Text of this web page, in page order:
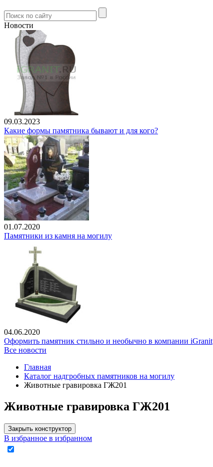
Новости
09.03.2023
Какие формы памятника бывают и для кого?
01.07.2020
Памятники из камня на могилу
04.06.2020
Оформить памятник стильно и необычно в компании iGranit
Все новости
Главная
Каталог надгробных памятников на могилу
Животные гравировка ГЖ201
Животные гравировка ГЖ201
Закрыть конструктор
В избранное в избранном